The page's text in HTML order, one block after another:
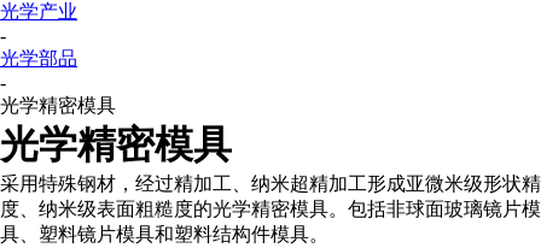
光学产业
-
光学部品
-
光学精密模具
光学精密模具
采用特殊钢材，经过精加工、纳米超精加工形成亚微米级形状精
度、纳米级表面粗糙度的光学精密模具。包括非球面玻璃镜片模
具、塑料镜片模具和塑料结构件模具。